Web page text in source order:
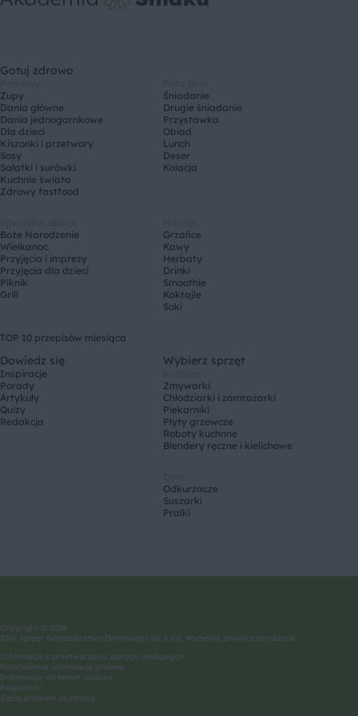
Gotuj zdrowo
Zupy
Dania główne
Dania jednogarnkowe
Dla dzieci
Kiszonki i przetwory
Sosy
Sałatki i surówki
Kuchnie świata
Zdrowy fastfood
Śniadanie
Drugie śniadanie
Przystawka
Obiad
Lunch
Deser
Kolacja
Boże Narodzenie
Wielkanoc
Przyjęcia i imprezy
Przyjęcia dla dzieci
Piknik
Grill
Grzańce
Kawy
Herbaty
Drinki
Smoothie
Koktajle
Soki
TOP 10 przepisów miesiąca
Dowiedz się
Inspiracje
Porady
Artykuły
Quizy
Redakcja
Wybierz sprzęt
Zmywarki
Chłodziarki i zamrażarki
Piekarniki
Płyty grzewcze
Roboty kuchnne
Blendery ręczne i kielichowe
Odkurzacze
Suszarki
Pralki
Copyright © 2026
BSH Sprzęt Gospodarstwa Domowego Sp. z o.o. Wszelkie prawa zastrzeżone.
Informacje o przetwarzaniu danych osobowych
Podstawowe informacje prawne
Informacje na temat cookies
Regulamin
Zgłoś problem ze stroną